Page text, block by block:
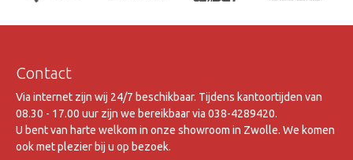
Contact
Via internet zijn wij 24/7 beschikbaar. Tijdens kantoortijden van
08.30 - 17.00 uur zijn we bereikbaar via 038-4289420.
U bent van harte welkom in onze showroom in Zwolle. We komen
ook met plezier bij u op bezoek.